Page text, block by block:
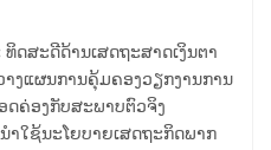
ດສະດີດ້ານເສດຖະສາດເງິນຕາ
າງແຜນການຄຸ້ມຄອງວຽກງານການ
ດຄ່ອງກັບສະພາບຕົວຈິງ
ຳໃຊ້ນະໂຍບາຍເສດຖະກິດພາກ